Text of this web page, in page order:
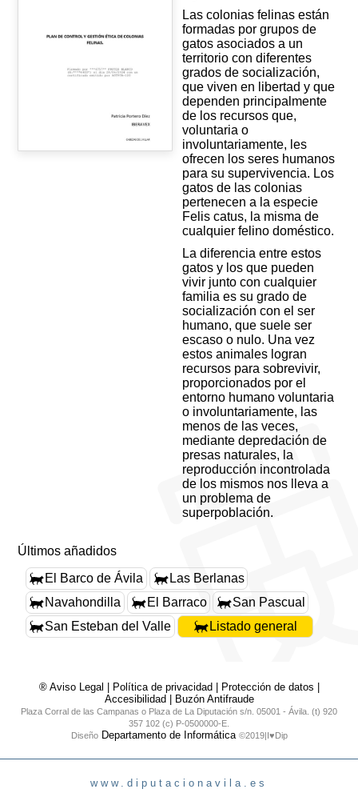
Las colonias felinas están
formadas por grupos de
gatos asociados a un
territorio con diferentes
grados de socialización,
que viven en libertad y que
dependen principalmente
de los recursos que,
voluntaria o
involuntariamente, les
ofrecen los seres humanos
para su supervivencia. Los
gatos de las colonias
pertenecen a la especie
Felis catus, la misma de
cualquier felino doméstico.
La diferencia entre estos
gatos y los que pueden
vivir junto con cualquier
familia es su grado de
socialización con el ser
humano, que suele ser
escaso o nulo. Una vez
estos animales logran
recursos para sobrevivir,
proporcionados por el
entorno humano voluntaria
o involuntariamente, las
menos de las veces,
mediante depredación de
presas naturales, la
reproducción incontrolada
de los mismos nos lleva a
un problema de
superpoblación.
Últimos añadidos
El Barco de Ávila
Las Berlanas
Navahondilla
El Barraco
San Pascual
San Esteban del Valle
Listado general
® Aviso Legal | Política de privacidad| Protección de datos |
Accesibilidad| Buzón Antifraude
Plaza Corral de las Campanas o Plaza de La Diputación s/n. 05001 - Ávila. (t) 920
357 102 (c) P-0500000-E.
DiseñoDepartamento de Informática ©2019|I♥Dip
www.diputacionavila.es